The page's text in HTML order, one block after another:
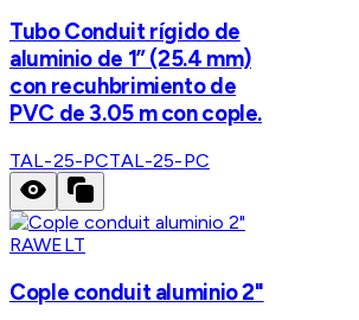
Tubo Conduit rígido de
aluminio de 1” (25.4 mm)
con recuhbrimiento de
PVC de 3.05 m con cople.
TAL-25-PCTAL-25-PC
RAWELT
Cople conduit aluminio 2"